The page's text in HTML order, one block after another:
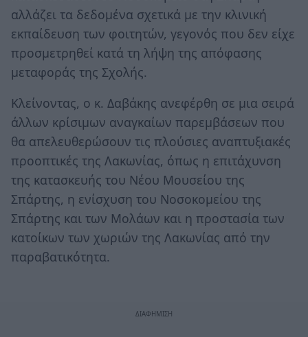
αλλάζει τα δεδομένα σχετικά με την κλινική
εκπαίδευση των φοιτητών, γεγονός που δεν είχε
προσμετρηθεί κατά τη λήψη της απόφασης
μεταφοράς της Σχολής.
Κλείνοντας, ο κ. Δαβάκης ανεφέρθη σε μια σειρά
άλλων κρίσιμων αναγκαίων παρεμβάσεων που
θα απελευθερώσουν τις πλούσιες αναπτυξιακές
προοπτικές της Λακωνίας, όπως η επιτάχυνση
της κατασκευής του Νέου Μουσείου της
Σπάρτης, η ενίσχυση του Νοσοκομείου της
Σπάρτης και των Μολάων και η προστασία των
κατοίκων των χωριών της Λακωνίας από την
παραβατικότητα.